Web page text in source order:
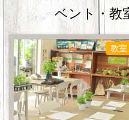
ベント・教
教室